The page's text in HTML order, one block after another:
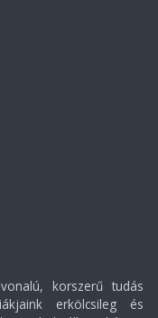
korszerű tudás
erkölcsileg és